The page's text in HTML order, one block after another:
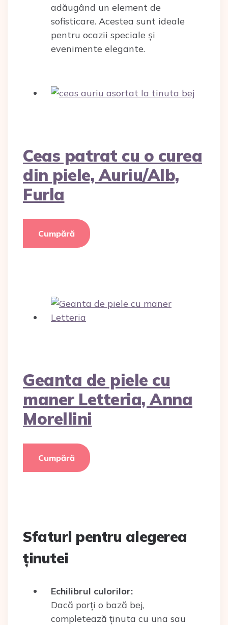
adăugând un element de
sofisticare. Acestea sunt ideale
pentru ocazii speciale și
evenimente elegante.
Ceas patrat cu o curea
din piele, Auriu/Alb,
Furla
Cumpără
Geanta de piele cu
maner Letteria, Anna
Morellini
Cumpără
Sfaturi pentru alegerea
ținutei
Echilibrul culorilor:
Dacă porți o bază bej,
completează ținuta cu una sau